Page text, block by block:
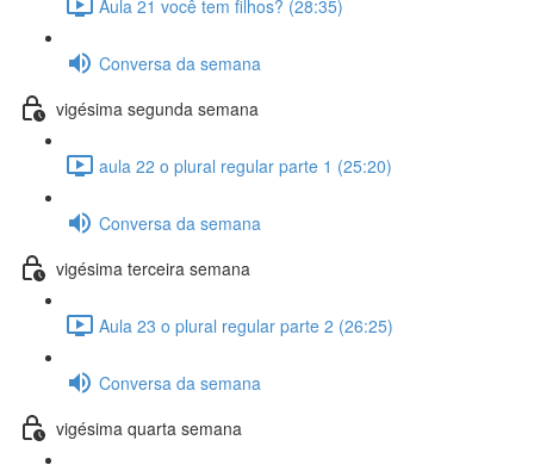
Aula 21 você tem filhos? (28:35)
Conversa da semana
vigésima segunda semana
aula 22 o plural regular parte 1 (25:20)
Conversa da semana
vigésima terceira semana
Aula 23 o plural regular parte 2 (26:25)
Conversa da semana
vigésima quarta semana